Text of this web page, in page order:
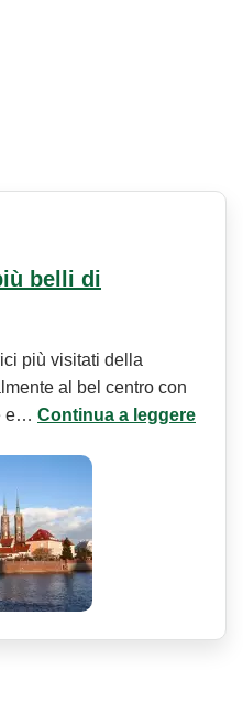
belli di
più visitati della
al bel centro con
e… Continua a leggere